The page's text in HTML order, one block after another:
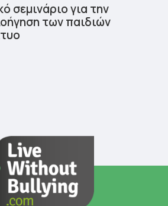
σεμινάριο για την
των παιδιών